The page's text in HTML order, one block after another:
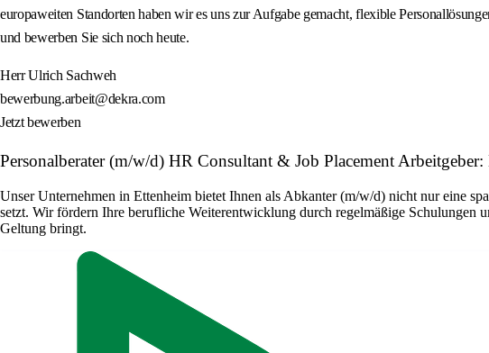
europaweiten Standorten haben wir es uns zur Aufgabe gemacht, flexible
und bewerben Sie sich noch heute.
Herr Ulrich Sachweh
bewerbung.arbeit@dekra.com
Jetzt bewerben
Personalberater (m/w/d) HR Consultant & Job Placement
Unser Unternehmen in Ettenheim bietet Ihnen als Abkanter (m/w/d) nicht nur eine
setzt. Wir fördern Ihre berufliche Weiterentwicklung durch regelmäßige
Geltung bringt.